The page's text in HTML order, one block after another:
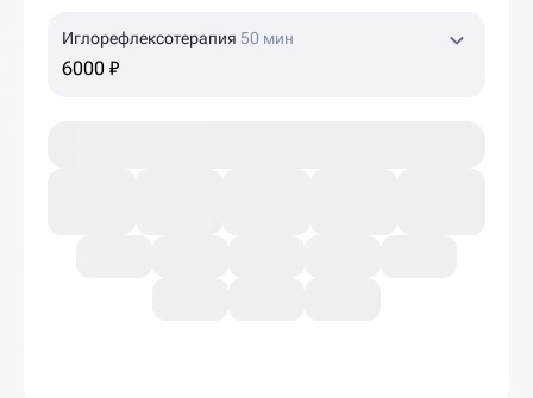
Иглорефлексотерапия 50 мин
6000 ₽